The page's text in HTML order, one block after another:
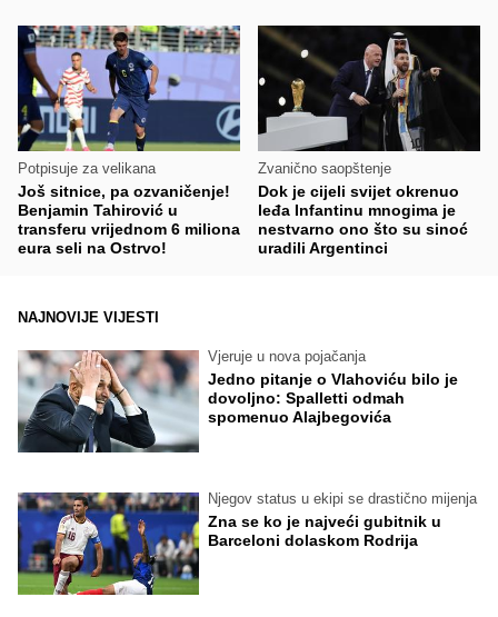
Potpisuje za velikana
Još sitnice, pa ozvaničenje!
Benjamin Tahirović u
transferu vrijednom 6 miliona
eura seli na Ostrvo!
Zvanično saopštenje
Dok je cijeli svijet okrenuo
leđa Infantinu mnogima je
nestvarno ono što su sinoć
uradili Argentinci
NAJNOVIJE VIJESTI
Vjeruje u nova pojačanja
Jedno pitanje o Vlahoviću bilo je
dovoljno: Spalletti odmah
spomenuo Alajbegovića
Njegov status u ekipi se drastično mijenja
Zna se ko je najveći gubitnik u
Barceloni dolaskom Rodrija